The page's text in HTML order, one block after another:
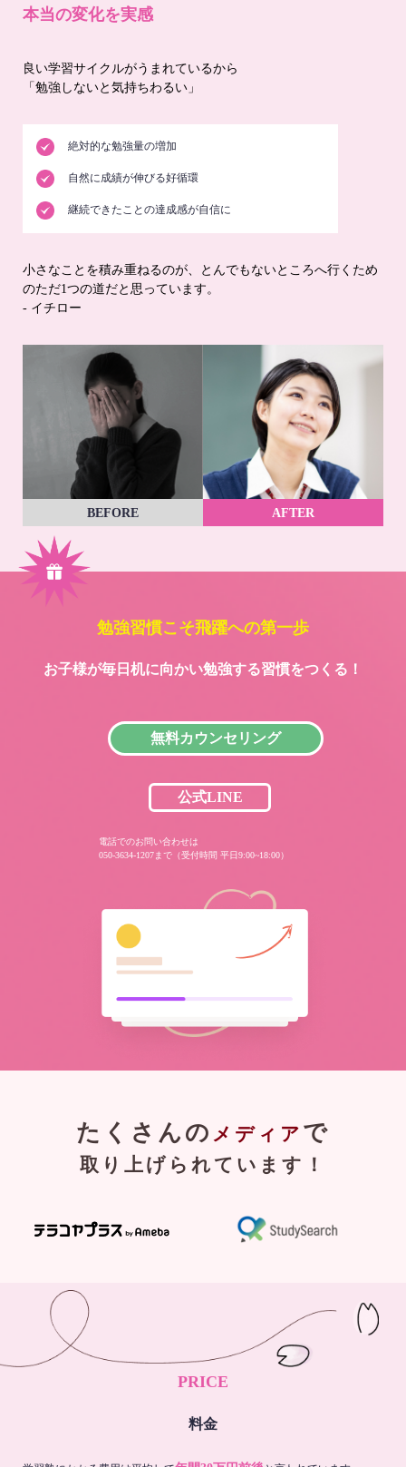
本当の変化を実感
良い学習サイクルがうまれているから
「勉強しないと気持ちわるい」
絶対的な勉強量の増加
自然に成績が伸びる好循環
継続できたことの達成感が自信に
小さなことを積み重ねるのが、とんでもないところへ行くため
のただ1つの道だと思っています。
- イチロー
BEFORE AFTER
勉強習慣こそ飛躍への第一歩
お子様が毎日机に向かい勉強する習慣をつくる！
無料カウンセリング
公式LINE
電話でのお問い合わせは
050-3634-1207まで（受付時間 平日9:00~18:00）
たくさんの メディア で
取り上げられています！
PRICE
料金